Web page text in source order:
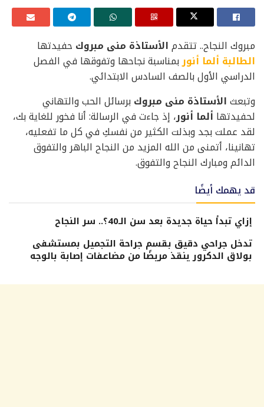
مبروك النجاح.. تتقدمالأستاذة منى مبروك حفيدتها
الطالبة ألما أنوربمناسبة نجاحها وتفوقها في الفصل
الدراسي الأول بالصف السادس الابتدائي.
وتبعثالأستاذة منى مبروك برسائل الحب والتهاني
لحفيدتها ألما أنور، إذ جاءت في الرسالة: أنا فخور للغاية بك،
لقد عملت بجد وبذلت الكثير من نفسكِ في كل ما تفعليه،
تهانينا، أتمنى من الله المزيد من النجاح الباهر والتفوق
الدائم ومبارك النجاح والتفوق.
قد يهمك أيضًا
إزاي تبدأ حياة جديدة بعد سن الـ40؟.. سر النجاح
تدخل جراحي دقيق بقسم جراحة التجميل بمستشفى
بولاق الدكرور ينقذ مريضًا من مضاعفات إصابة بالوجه